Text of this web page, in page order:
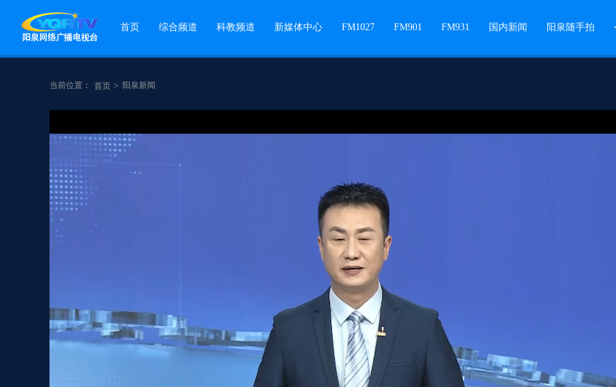
首页 综合频道 科教频道 新媒体中心 FM1027 FM901 FM931 国内新闻 阳泉随手拍
当前位置： 首页 > 阳泉新闻